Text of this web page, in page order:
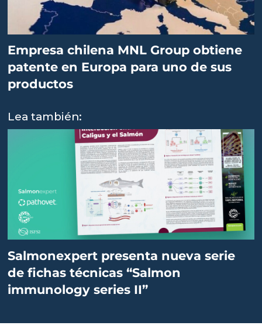
Empresa chilena MNL Group obtiene
patente en Europa para uno de sus
productos
Lea también:
Salmonexpert presenta nueva serie
de fichas técnicas “Salmon
immunology series II”